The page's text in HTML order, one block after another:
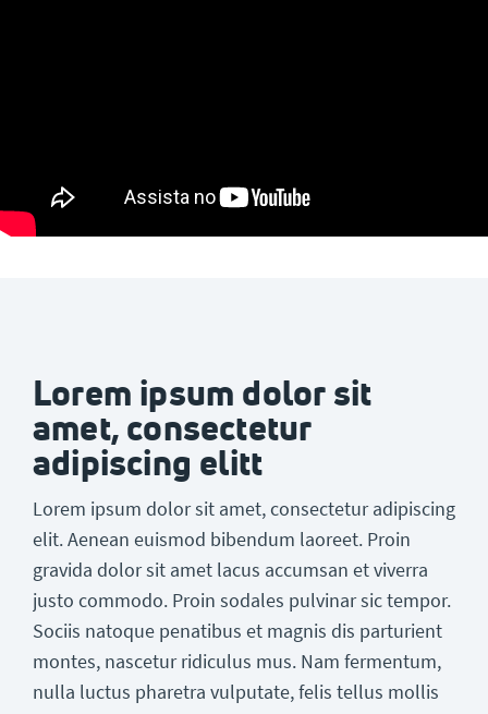
Lorem ipsum dolor sit
amet, consectetur
adipiscing elitt
Lorem ipsum dolor sit amet, consectetur adipiscing
elit. Aenean euismod bibendum laoreet. Proin
gravida dolor sit amet lacus accumsan et viverra
justo commodo. Proin sodales pulvinar sic tempor.
Sociis natoque penatibus et magnis dis parturient
montes, nascetur ridiculus mus. Nam fermentum,
nulla luctus pharetra vulputate, felis tellus mollis